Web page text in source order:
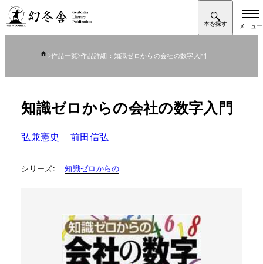
作品一覧 作品詳細：知識ゼロからの会社の数字入門
知識ゼロからの会社の数字入門
弘兼憲史 前田信弘
シリーズ: 知識ゼロからの